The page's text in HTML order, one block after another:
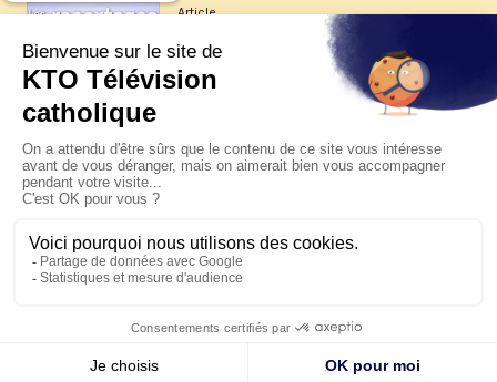
Article
Les reportages d'été 2026 de KTO
La visite pastorale du pape Léon
XIV à Assise à suivre sur KTO le
jeudi 6 août
Le pape en Uruguay, Argentine et
Pérou du 6 au 17 novembre 2026
© KTO 2026 — Mentions légales